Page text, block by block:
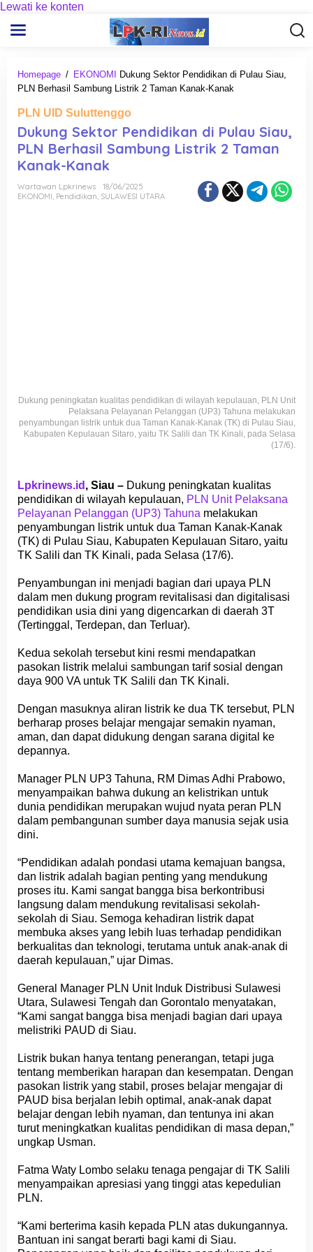
Lewati ke konten
Homepage / EKONOMI
Dukung Sektor Pendidikan di Pulau Siau,
PLN Berhasil Sambung Listrik 2 Taman Kanak-Kanak
PLN UID Suluttenggo
Dukung Sektor Pendidikan di Pulau Siau,
PLN Berhasil Sambung Listrik 2 Taman
Kanak-Kanak
Wartawan Lpkrinews
18/06/2025
EKONOMI, Pendidikan, SULAWESI UTARA
Dukung peningkatan kualitas pendidikan di wilayah kepulauan, PLN Unit
Pelaksana Pelayanan Pelanggan (UP3) Tahuna melakukan
penyambungan listrik untuk dua Taman Kanak-Kanak (TK) di Pulau Siau,
Kabupaten Kepulauan Sitaro, yaitu TK Salili dan TK Kinali, pada Selasa
(17/6).
Lpkrinews.id , Siau – Dukung peningkatan kualitas
pendidikan di wilayah kepulauan, PLN Unit Pelaksana
Pelayanan Pelanggan (UP3) Tahuna melakukan
penyambungan listrik untuk dua Taman Kanak-Kanak
(TK) di Pulau Siau, Kabupaten Kepulauan Sitaro, yaitu
TK Salili dan TK Kinali, pada Selasa (17/6).
Penyambungan ini menjadi bagian dari upaya PLN
dalam men dukung program revitalisasi dan digitalisasi
pendidikan usia dini yang digencarkan di daerah 3T
(Tertinggal, Terdepan, dan Terluar).
Kedua sekolah tersebut kini resmi mendapatkan
pasokan listrik melalui sambungan tarif sosial dengan
daya 900 VA untuk TK Salili dan TK Kinali.
Dengan masuknya aliran listrik ke dua TK tersebut, PLN
berharap proses belajar mengajar semakin nyaman,
aman, dan dapat didukung dengan sarana digital ke
depannya.
Manager PLN UP3 Tahuna, RM Dimas Adhi Prabowo,
menyampaikan bahwa dukung an kelistrikan untuk
dunia pendidikan merupakan wujud nyata peran PLN
dalam pembangunan sumber daya manusia sejak usia
dini.
“Pendidikan adalah pondasi utama kemajuan bangsa,
dan listrik adalah bagian penting yang mendukung
proses itu. Kami sangat bangga bisa berkontribusi
langsung dalam mendukung revitalisasi sekolah-
sekolah di Siau. Semoga kehadiran listrik dapat
membuka akses yang lebih luas terhadap pendidikan
berkualitas dan teknologi, terutama untuk anak-anak di
daerah kepulauan,” ujar Dimas.
General Manager PLN Unit Induk Distribusi Sulawesi
Utara, Sulawesi Tengah dan Gorontalo menyatakan,
“Kami sangat bangga bisa menjadi bagian dari upaya
melistriki PAUD di Siau.
Listrik bukan hanya tentang penerangan, tetapi juga
tentang memberikan harapan dan kesempatan. Dengan
pasokan listrik yang stabil, proses belajar mengajar di
PAUD bisa berjalan lebih optimal, anak-anak dapat
belajar dengan lebih nyaman, dan tentunya ini akan
turut meningkatkan kualitas pendidikan di masa depan,”
ungkap Usman.
Fatma Waty Lombo selaku tenaga pengajar di TK Salili
menyampaikan apresiasi yang tinggi atas kepedulian
PLN.
“Kami berterima kasih kepada PLN atas dukungannya.
Bantuan ini sangat berarti bagi kami di Siau.